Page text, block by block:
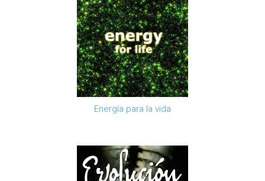
Energía para la vida